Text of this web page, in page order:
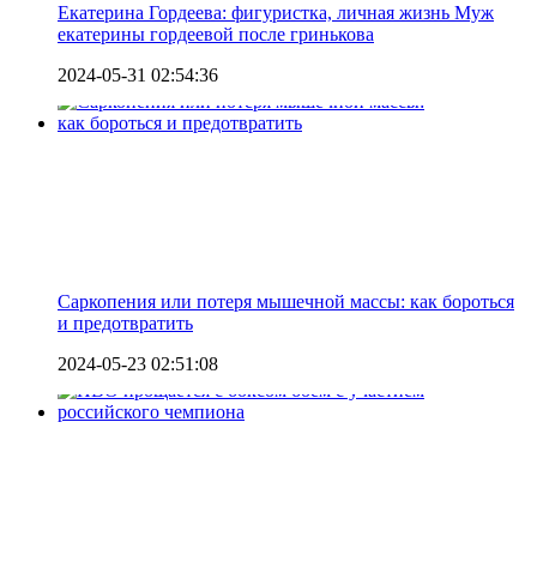
Екатерина Гордеева: фигуристка, личная жизнь Муж
екатерины гордеевой после гринькова
2024-05-31 02:54:36
Саркопения или потеря мышечной массы: как бороться
и предотвратить
2024-05-23 02:51:08